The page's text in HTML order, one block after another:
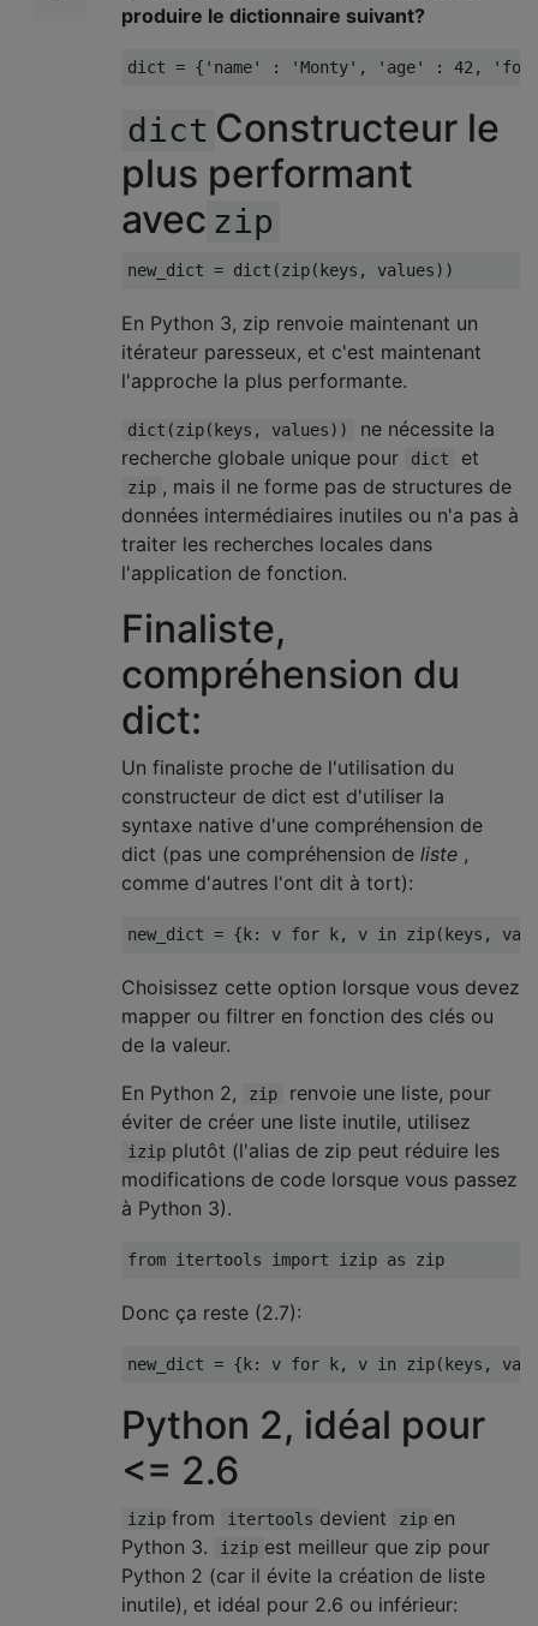
produire le dictionnaire suivant?
dict = { 'name' : 'Monty' , 'age' : 42 ,
dict Constructeur le
plus performant
avec zip
new_dict = dict (zip( keys , values))
En Python 3, zip renvoie maintenant un
itérateur paresseux, et c'est maintenant
l'approche la plus performante.
dict(zip(keys, values))
ne nécessite la
recherche globale unique pour
dict et
zip , mais il ne forme pas de structures de
données intermédiaires inutiles ou n'a pas à
traiter les recherches locales dans
l'application de fonction.
Finaliste,
compréhension du
dict:
Un finaliste proche de l'utilisation du
constructeur de dict est d'utiliser la
syntaxe native d'une compréhension de
dict (pas une compréhension de liste ,
comme d'autres l'ont dit à tort):
new_dict = { k: v for k, v in zip( keys ,
Choisissez cette option lorsque vous devez
mapper ou filtrer en fonction des clés ou
de la valeur.
En Python 2,
zip
renvoie une liste, pour
éviter de créer une liste inutile, utilisez
izip plutôt (l'alias de zip peut réduire les
modifications de code lorsque vous passez
à Python 3).
from itertools import izip as zip
Donc ça reste (2.7):
new_dict = { k: v for k, v in zip( keys ,
Python 2, idéal pour
<= 2.6
izip from itertools devient zip en
Python 3.
izip est meilleur que zip pour
Python 2 (car il évite la création de liste
inutile), et idéal pour 2.6 ou inférieur: